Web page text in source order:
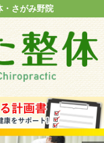
・さがみ野院